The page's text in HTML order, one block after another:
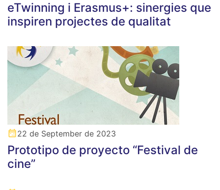
eTwinning i Erasmus+: sinergies que
inspiren projectes de qualitat
22 de September de 2023
Prototipo de proyecto “Festival de
cine”